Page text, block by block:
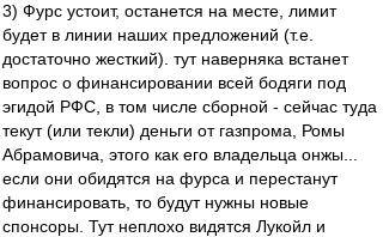
3) Фурс устоит, останется на месте, лимит
будет в линии наших предложений (т.е.
достаточно жесткий). тут наверняка встанет
вопрос о финансировании всей бодяги под
эгидой РФС, в том числе сборной - сейчас туда
текут (или текли) деньги от газпрома, Ромы
Абрамовича, этого как его владельца онжы...
если они обидятся на фурса и перестанут
финансировать, то будут нужны новые
спонсоры. Тут неплохо видятся Лукойл и